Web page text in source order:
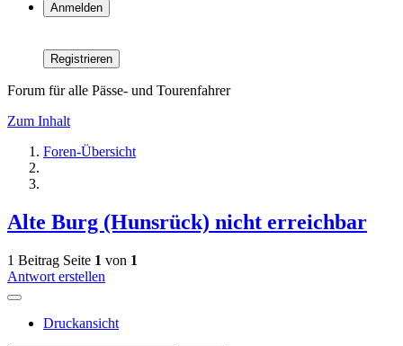
Anmelden
Registrieren
Forum für alle Pässe- und Tourenfahrer
Zum Inhalt
Foren-Übersicht
Alte Burg (Hunsrück) nicht erreichbar
1 Beitrag Seite 1 von 1
Antwort erstellen
Druckansicht